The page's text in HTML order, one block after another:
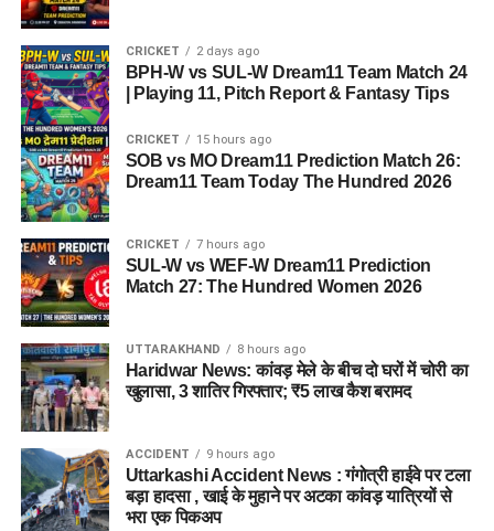
CRICKET 2 days ago
BPH-W vs SUL-W Dream11 Team Match 24
| Playing 11, Pitch Report & Fantasy Tips
CRICKET 15 hours ago
SOB vs MO Dream11 Prediction Match 26:
Dream11 Team Today The Hundred 2026
CRICKET 7 hours ago
SUL-W vs WEF-W Dream11 Prediction
Match 27: The Hundred Women 2026
UTTARAKHAND 8 hours ago
Haridwar News: कांवड़ मेले के बीच दो घरों में चोरी का
खुलासा, 3 शातिर गिरफ्तार; ₹5 लाख कैश बरामद
ACCIDENT 9 hours ago
Uttarkashi Accident News : गंगोत्री हाईवे पर टला
बड़ा हादसा , खाई के मुहाने पर अटका कांवड़ यात्रियों से
भरा एक पिकअप